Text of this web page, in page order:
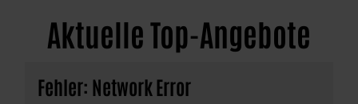
Aktuelle Top-Angebote
Fehler: Network Error